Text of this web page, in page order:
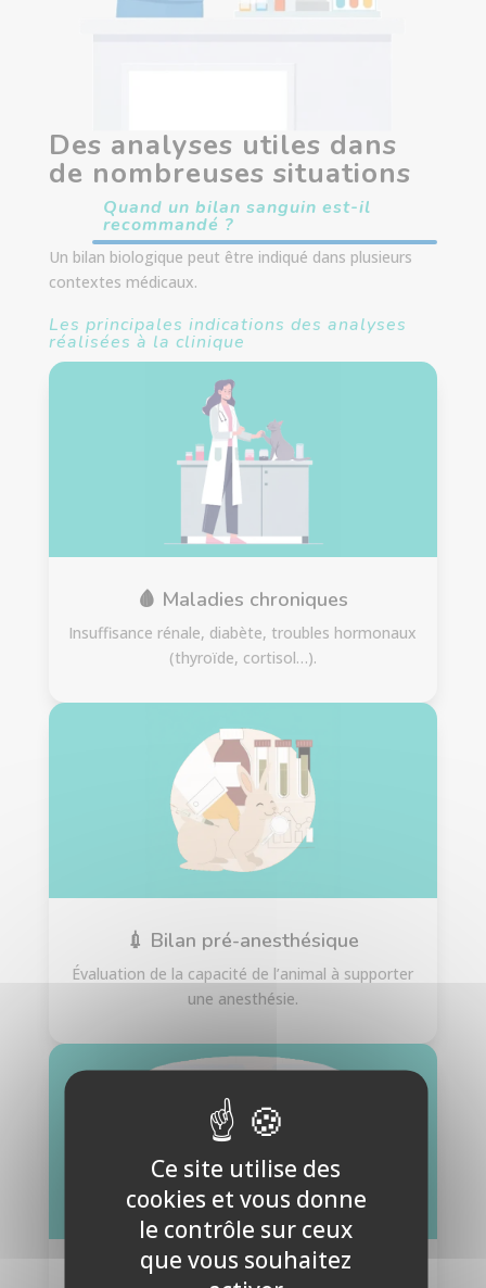
Ce site utilise des
cookies et vous donne
le contrôle sur ceux
que vous souhaitez
Des analyses utiles dans
de nombreuses situations
Quand un bilan sanguin est-il
recommandé ?
Un bilan biologique peut être indiqué dans plusieurs
contextes médicaux.
Les principales indications des analyses
réalisées à la clinique
🩸 Maladies chroniques
Insuffisance rénale, diabète, troubles hormonaux
(thyroïde, cortisol…).
💉 Bilan pré-anesthésique
Évaluation de la capacité de l’animal à supporter
une anesthésie.
🐾 Bilan gériatrique